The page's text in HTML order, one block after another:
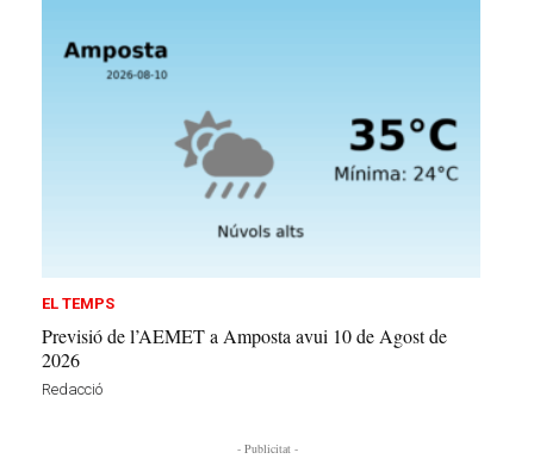
EL TEMPS
Previsió de l’AEMET a Amposta avui 10 de Agost de
2026
Redacció
- Publicitat -